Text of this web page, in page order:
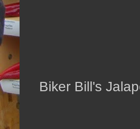
Biker Bill's